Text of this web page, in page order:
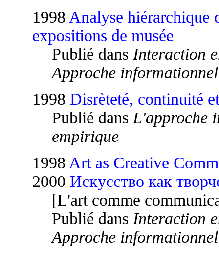
1998 Analyse hiérarchique
expositions de musée
Publié dans Interaction
Approche
1998 Disrèteté, continuité
Publié dans L'approche
empirique
1998 Art as Creative
2000 Искусство как
[L'art comme
Publié dans Interaction
Approche